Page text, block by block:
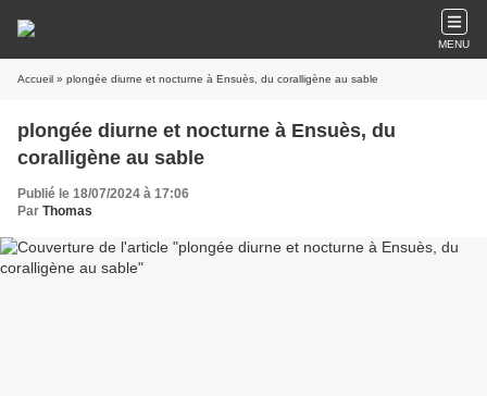
MENU
Accueil » plongée diurne et nocturne à Ensuès, du coralligène au sable
plongée diurne et nocturne à Ensuès, du
coralligène au sable
Publié le 18/07/2024 à 17:06
Par Thomas